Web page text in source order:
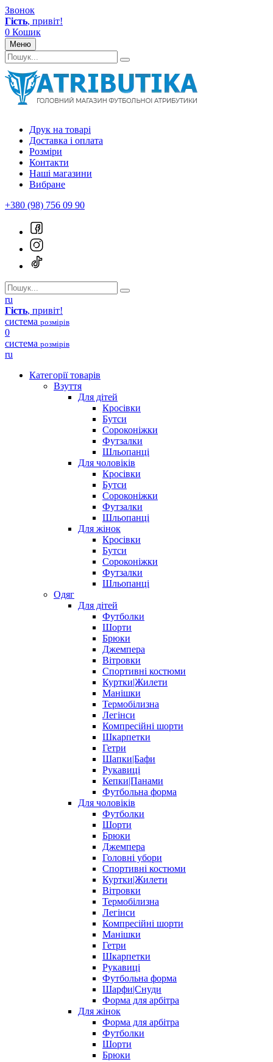
Звонок
Гість, привіт!
0 Кошик
Меню
Друк на товарі
Доставка і оплата
Розміри
Контакти
Наші магазини
Вибране
+380 (98) 756 09 90
ru
Гість, привіт!
система розмірів
0
система розмірів
ru
Категорії товарів
Взуття
Для дітей
Кросівки
Бутси
Сороконіжки
Футзалки
Шльопанці
Для чоловіків
Кросівки
Бутси
Сороконіжки
Футзалки
Шльопанці
Для жінок
Кросівки
Бутси
Сороконіжки
Футзалки
Шльопанці
Одяг
Для дітей
Футболки
Шорти
Брюки
Джемпера
Вітровки
Спортивні костюми
Куртки|Жилети
Манішки
Термобілизна
Легінси
Компресійні шорти
Шкарпетки
Гетри
Шапки|Бафи
Рукавиці
Кепки|Панами
Футбольна форма
Для чоловіків
Футболки
Шорти
Брюки
Джемпера
Головні убори
Спортивні костюми
Куртки|Жилети
Вітровки
Термобілизна
Легінси
Компресійні шорти
Манішки
Гетри
Шкарпетки
Рукавиці
Футбольна форма
Шарфи|Снуди
Форма для арбітра
Для жінок
Форма для арбітра
Футболки
Шорти
Брюки